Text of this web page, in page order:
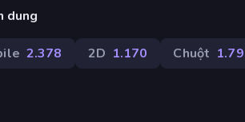
dung
2.378 2D 1.170 Chuột